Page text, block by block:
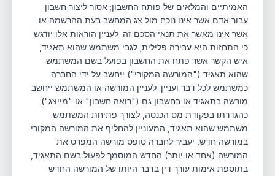
האמיתיים והמלאים של פותח החשבון; אסור ליצור חשבון
עבור אדם אשר אינו נוכח מול צג המחשב בעת ההרשמה או
אשר אינו מאשר את תנאי הסכם זה. לעניין הוראות אלו יודגש
כי התחזות היא עבירה פלילית; לגבי משתמש שהוא תאגיד,
איש הקשר אשר פתח את החשבון בפועל בשם המשתמש
שהוא תאגיד ("המורשה המקורי") ייחשב על ידי החברה
כמשתמש לכל דבר ועניין. לעניין המורשה או המשתמש ייחשב
מורשה בתאגיד או בחשבון גם ("רואה חשבון" או "מייצג")
כהגדרתו בפקודת מס הכנסה, לצורך פתיחת המשתמש.
משתמש שהוא תאגיד, המעוניין להחליף את המורשה המקורי
במורשה חדש, יעביר לחברה טופס מורשה המפרט את
המורשה (אחד או יותר) החדש המוסמך לפעול בשם התאגיד,
בתוספת אימות עורך דין בדבר היותו של המורשה החדש